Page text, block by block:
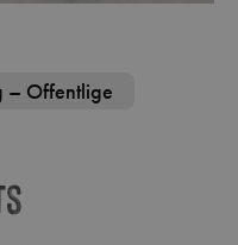
– Offentlige